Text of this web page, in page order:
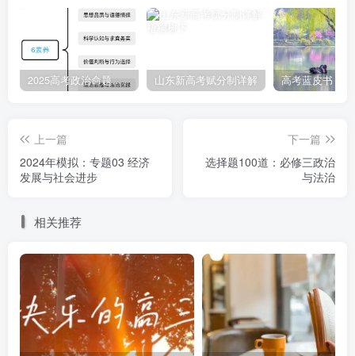
推动东北全面振兴，要牢牢把握东北在维护国家“五大安全”
中的重要使命。维护国家国防安全、粮食安全、生态安全、
能源安全、产业安全是中央对东北全面振兴的战略目标。这
蕴含的哲理是( )
②整体功能的提升依赖于部分功能的优化
A.①② B.①③ C.②④ D.③④
6.（2024·山东青岛·三模）某市盐碱地耕地面积达408.58
万亩。近年来，为推动盐碱地特色产业高质量发展，该市以
2025高考政治命题纲要解读 山东新高考赋分制详解
上一篇
2024年模拟：专题03 经济
发展与社会进步
下一篇
选择题100道：必修三政治
与法治
相关推荐